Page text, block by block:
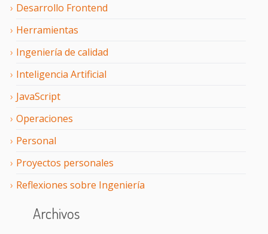
Desarrollo Frontend
Herramientas
Ingeniería de calidad
Inteligencia Artificial
JavaScript
Operaciones
Personal
Proyectos personales
Reflexiones sobre Ingeniería
Archivos